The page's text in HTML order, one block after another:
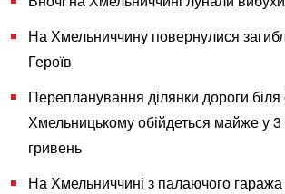
На Хмельниччину повернулися
Героїв
Перепланування ділянки дороги біля
Хмельницькому обійдеться майже у 3
гривень
На Хмельниччині з палаючого